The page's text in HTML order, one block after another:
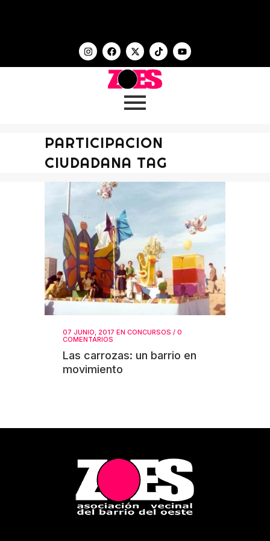
PARTICIPACION
CIUDADANA TAG
07 JUNIO, 2017 EN CONCURSOS / 0
COMENTARIOS
Las carrozas: un barrio en
movimiento